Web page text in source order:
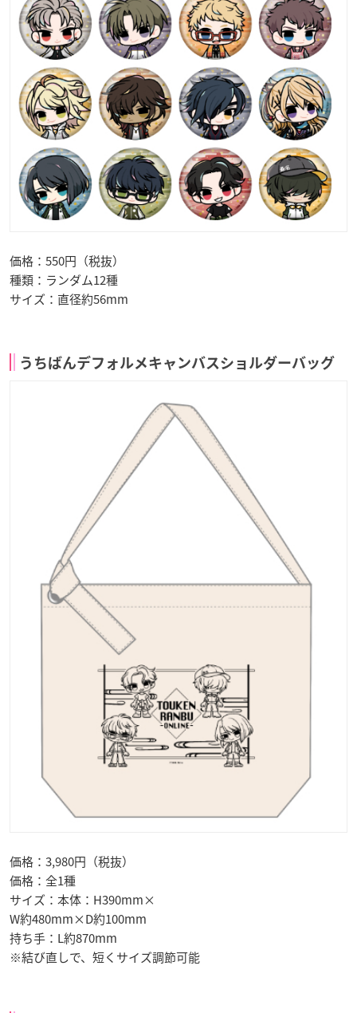
価格：550円（税抜）
種類：ランダム12種
サイズ：直径約56mm
うちばんデフォルメキャンバスショルダーバッグ
価格：3,980円（税抜）
価格：全1種
サイズ：本体：H390mm×
W約480mm×D約100mm
持ち手：L約870mm
※結び直しで、短くサイズ調節可能